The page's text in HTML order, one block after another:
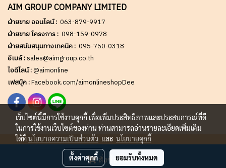
สั่งซื้อสินค้า
AIM GROUP COMPANY LIMITED
ฝ่ายขาย ออนไลน์ : 063-879-9917
ฝ่ายขาย โครงการ : 098-159-0978
ฝ่ายสนับสนุนทางเทคนิค : 095-750-0318
อีเมล์ :sales@aimgroup.co.th
ไอดีไลน์ :@aimonline
เฟสบุ๊ค :Facebook.com/aimonlineshopDee
Copy right by AIM GROUP Co.,LTD
ผู้เข้าชมวันนี้ 2,259
เว็บไซต์นี้มีการใช้งานคุกกี้ เพื่อเพิ่มประสิทธิภาพและประสบการณ์ที่ดี
ในการใช้งานเว็บไซต์ของท่าน ท่านสามารถอ่านรายละเอียดเพิ่มเติม
ได้ที่นโยบายความเป็นส่วนตัว และ นโยบายคุกกี้
ตั้งค่าคุกกี้ ยอมรับทั้งหมด